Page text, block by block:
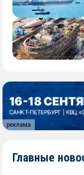
реклама
Главные